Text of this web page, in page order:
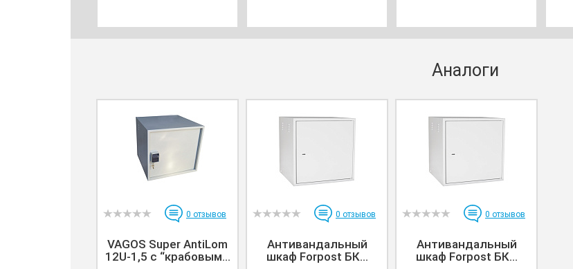
Аналоги
0 отзывов
VAGOS Super AntiLom
12U-1,5 с “крабовым...
0 отзывов
Антивандальный
шкаф Forpost БК...
0 отзывов
Антивандальный
шкаф Forpost БК...